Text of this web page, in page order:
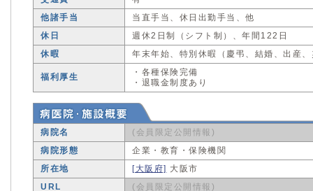
他諸手当
当直手当、休日出勤手当、他
休日
週休2日制（シフト制）、年間122日
休暇
年末年始、特別休暇（慶弔、結婚、出産
福利厚生
・各種保険完備
・退職金制度あり
病院名
(会員限定公開情報)
病院形態
企業・教育・保険機関
所在地
[大阪府] 大阪市
URL
(会員限定公開情報)